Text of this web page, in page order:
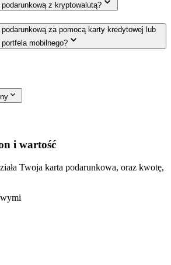
z kryptowalutą?
za pomocą karty kredytowej lub
portfela mobilnego?
i wartość
Twoja karta podarunkowa, oraz kwotę,